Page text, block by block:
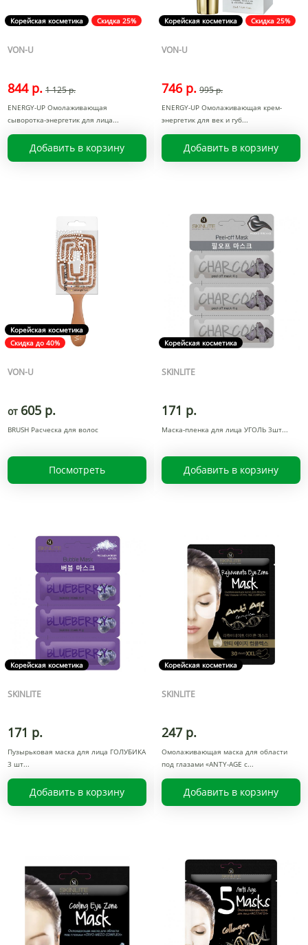
Корейская косметика Скидка 25%
VON-U
844 р. 1 125 р.
ENERGY-UP Омолаживающая
сыворотка-энергетик для лица
Добавить в корзину
Корейская косметика Скидка 25%
VON-U
746 р. 995 р.
ENERGY-UP Омолаживающая крем-
энергетик для век и губ
Добавить в корзину
Корейская косметика
Скидка до 40%
VON-U
от 605 р.
BRUSH Расческа для волос
Посмотреть
Корейская косметика
SKINLITE
171 р.
Маска-пленка для лица УГОЛЬ 3шт
Добавить в корзину
Корейская косметика
SKINLITE
171 р.
Пузырьковая маска для лица ГОЛУБИКА
3 шт
Добавить в корзину
Корейская косметика
SKINLITE
247 р.
Омолаживающая маска для области
под глазами «ANTY-AGE c
Добавить в корзину